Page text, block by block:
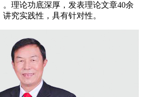
理论功底深厚，发表理论文章40余
究实践性，具有针对性。